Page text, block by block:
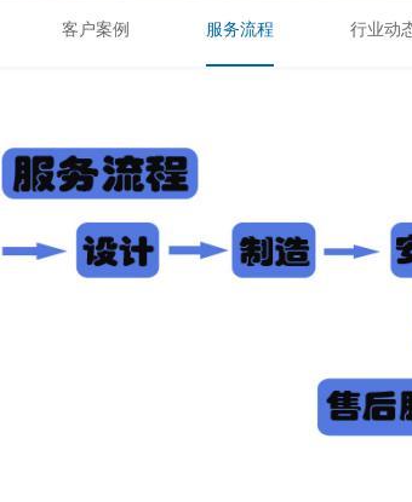
客户案例 服务流程 行业动